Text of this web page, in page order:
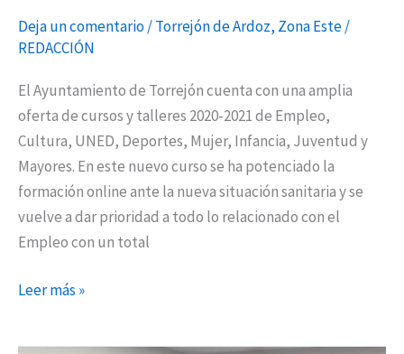
Deja un comentario/Torrejón de Ardoz, Zona Este/
REDACCIÓN
El Ayuntamiento de Torrejón cuenta con una amplia
oferta de cursos y talleres 2020-2021 de Empleo,
Cultura, UNED, Deportes, Mujer, Infancia, Juventud y
Mayores. En este nuevo curso se ha potenciado la
formación online ante la nueva situación sanitaria y se
vuelve a dar prioridad a todo lo relacionado con el
Empleo con un total
Leer más »